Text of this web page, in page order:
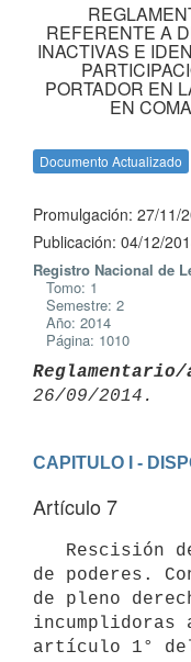
REFERENTE A
INACTIVAS E
PORTADOR EN
EN
Documento Actualizado
Promulgación: 27/11/
Publicación: 04/12/
Registro Nacional de
Tomo: 1
Semestre: 2
Año: 2014
Página: 1010
CAPITULO I -
Artículo 7
de poderes.
de pleno
artículo 1°